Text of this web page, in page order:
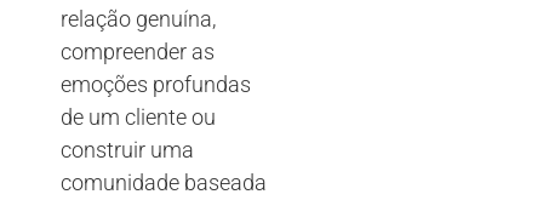
relação genuína,
compreender as
emoções profundas
de um cliente ou
construir uma
comunidade baseada